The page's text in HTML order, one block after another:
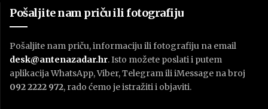
Pošaljite nam priču ili fotografiju
Pošaljite nam priču, informaciju ili fotografiju na email
desk@antenazadar.hr. Isto možete poslati i putem
aplikacija WhatsApp, Viber, Telegram ili iMessage na broj
092 2222 972, rado ćemo je istražiti i objaviti.